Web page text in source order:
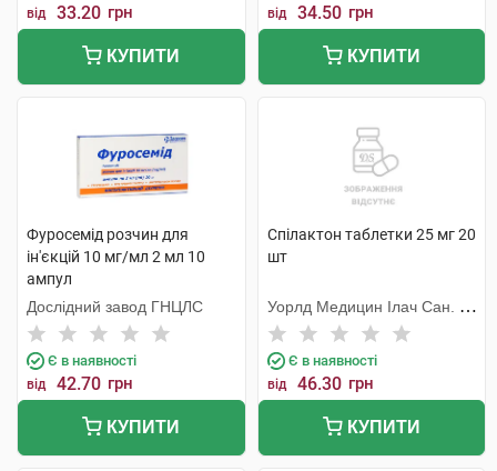
від 33.20 грн
КУПИТИ
від 34.50 грн
КУПИТИ
Фуросемід розчин для
ін'єкцій 10 мг/мл 2 мл 10
ампул
Дослідний завод ГНЦЛС
Є в наявності
від 42.70 грн
КУПИТИ
Спілактон таблетки 25 мг 20
шт
Уорлд Медицин Ілач Сан. Ве
Тідж
Є в наявності
від 46.30 грн
КУПИТИ